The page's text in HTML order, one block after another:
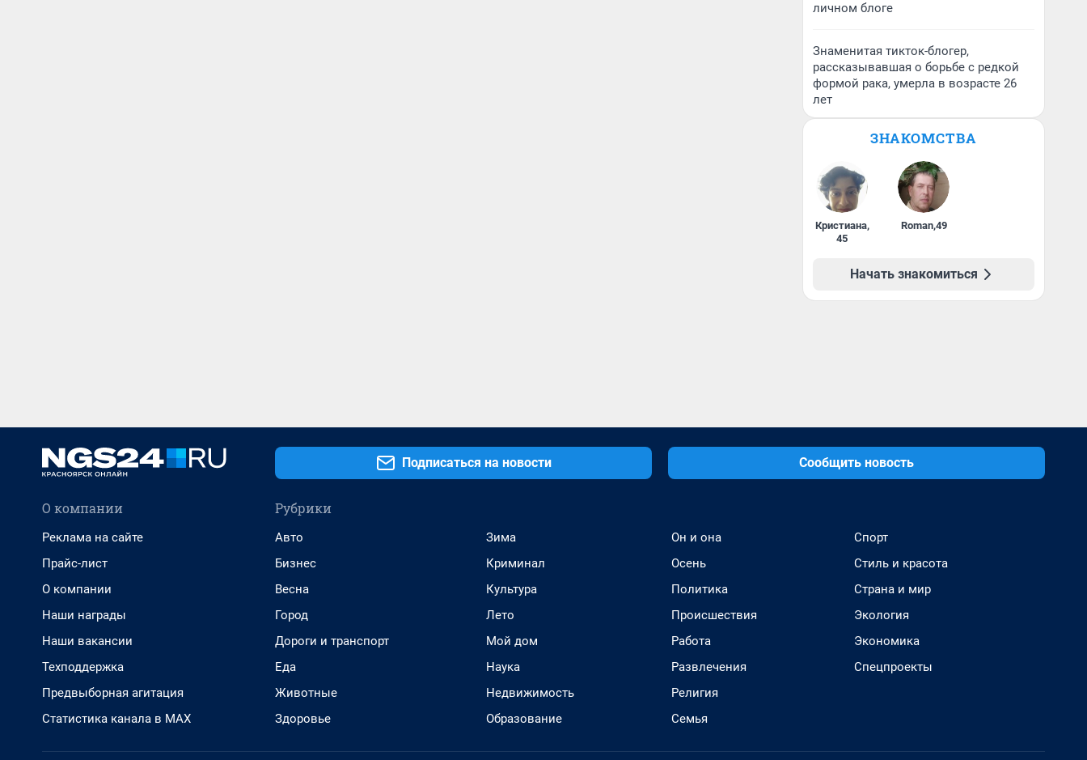
личном блоге
Знаменитая тикток-блогер,
рассказывавшая о борьбе с редкой
формой рака, умерла в возрасте 26
лет
ЗНАКОМСТВА
Кристиана,
45
Roman,49
Начать знакомиться
Подписаться на новости Сообщить новость
О компании
Реклама на сайте
Прайс-лист
О компании
Наши награды
Наши вакансии
Техподдержка
Предвыборная агитация
Статистика канала в MAX
Рубрики
Авто
Бизнес
Весна
Город
Дороги и транспорт
Еда
Животные
Здоровье
Зима
Криминал
Культура
Лето
Мой дом
Наука
Недвижимость
Образование
Он и она
Осень
Политика
Происшествия
Работа
Развлечения
Религия
Семья
Спорт
Стиль и красота
Страна и мир
Экология
Экономика
Спецпроекты